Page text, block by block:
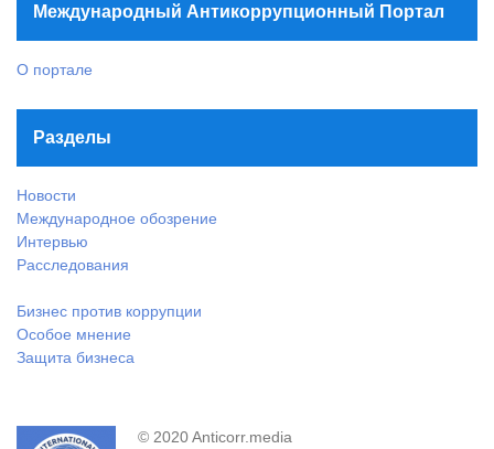
Международный Антикоррупционный Портал
О портале
Разделы
Новости
Международное обозрение
Интервью
Расследования
Бизнес против коррупции
Особое мнение
Защита бизнеса
© 2020 Anticorr.media